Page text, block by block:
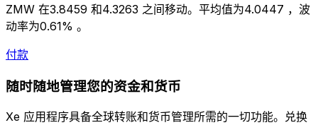
ZMW 在3.8459 和4.3263 之间移动。平均值为4.0447 ，波
动率为0.61% 。
付款
随时随地管理您的资金和货币
Xe 应用程序具备全球转账和货币管理所需的一切功能。兑换